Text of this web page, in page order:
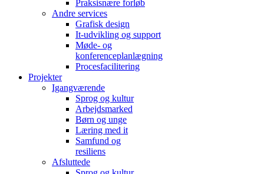
Praksisnære forløb
Andre services
Grafisk design
It-udvikling og support
Møde- og
konferenceplanlægning
Procesfacilitering
Projekter
Igangværende
Sprog og kultur
Arbejdsmarked
Børn og unge
Læring med it
Samfund og
resiliens
Afsluttede